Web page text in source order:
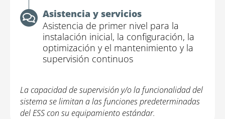
Asistencia y servicios
Asistencia de primer nivel para la
instalación inicial, la configuración, la
optimización y el mantenimiento y la
supervisión continuos
La capacidad de supervisión y/o la funcionalidad del
sistema se limitan a las funciones predeterminadas
del ESS con su equipamiento estándar.